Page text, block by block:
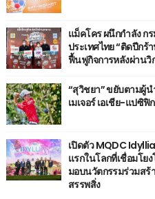
แม็คโคร ผนึกกำลัง ก
ประเทศไทย “ติดปีกร้
ฟื้นฟูกิจการหลังผ่านวิ
“สุวิชยา” ขยับตามผู้น
เมเจอร์ เอเชีย-แปซิฟิ
เปิดตัว MQDC
แรกในโลกที่เชื่อมโย
มอบนวัตกรรมร่วมสร้
สรรพสิ่ง